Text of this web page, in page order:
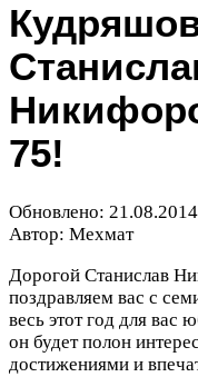
75!
Обновлено: 21 .08.2014
Автор: Мехмат
Дорогой Станислав
поздравляем вас с
весь этот год для вас
он будет полон
достижениями и